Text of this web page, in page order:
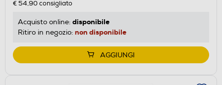
€ 54,90consigliato
Acquisto online: disponibile
Ritiro in negozio: non disponibile
AGGIUNGI